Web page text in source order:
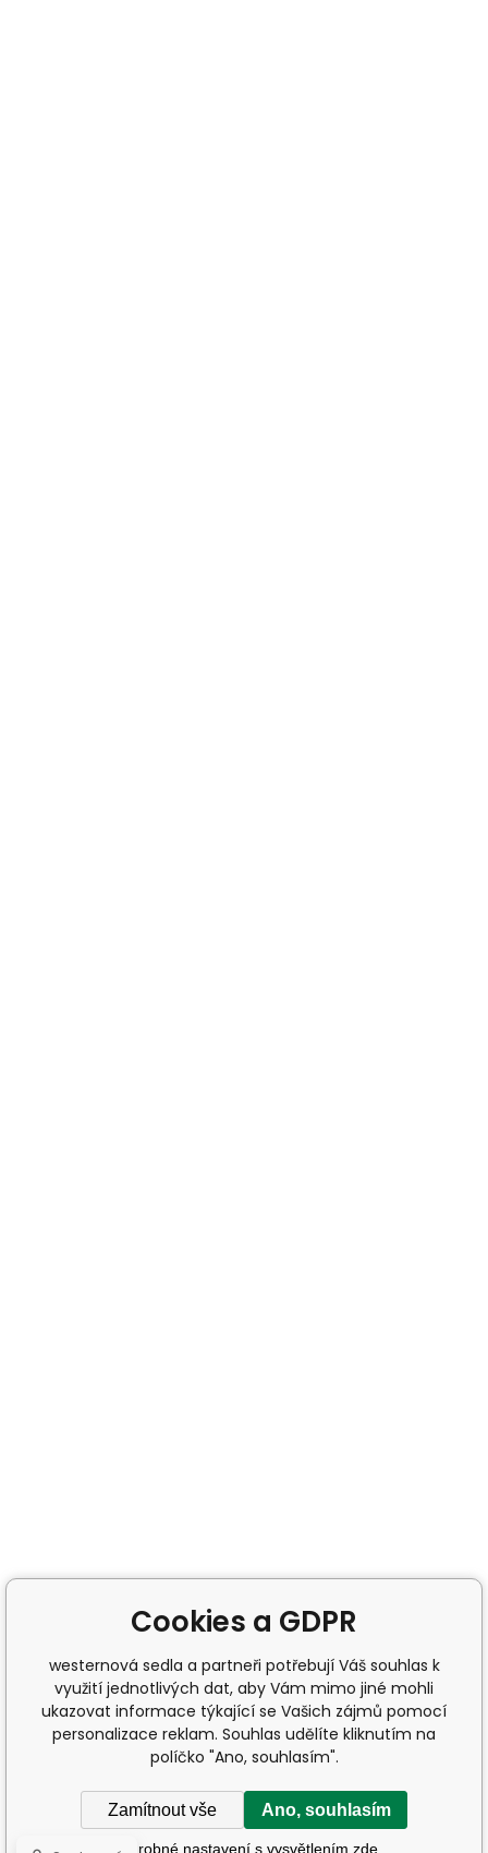
Cookies a GDPR
westernová sedla a partneři potřebují Váš souhlas k
využití jednotlivých dat, aby Vám mimo jiné mohli
ukazovat informace týkající se Vašich zájmů pomocí
personalizace reklam. Souhlas udělíte kliknutím na
políčko "Ano, souhlasím".
Zamítnout vše Ano, souhlasím
Podrobné nastavení s vysvětlením zde